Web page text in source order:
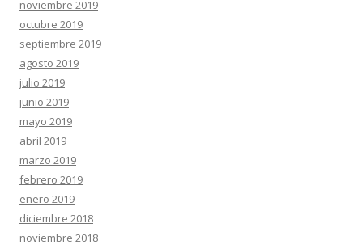
noviembre 2019
octubre 2019
septiembre 2019
agosto 2019
julio 2019
junio 2019
mayo 2019
abril 2019
marzo 2019
febrero 2019
enero 2019
diciembre 2018
noviembre 2018